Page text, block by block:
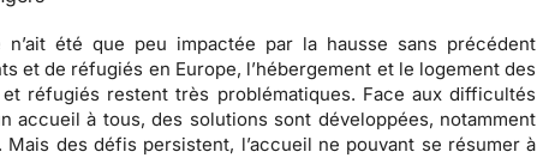
n’ait été que peu impactée par la hausse sans précédent
et de réfugiés en Europe, l’hébergement et le logement des
et réfugiés restent très problématiques. Face aux difficultés
accueil à tous, des solutions sont développées, notamment
des défis persistent, l’accueil ne pouvant se résumer à